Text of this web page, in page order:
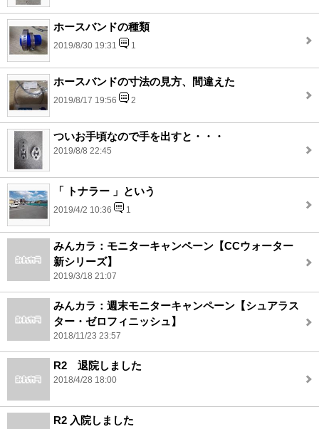
ホースバンドの種類
2019/8/30 19:31 1
ホースバンドの寸法の見方、間違えた
2019/8/17 19:56 2
ついお手頃なので手を出すと・・・
2019/8/8 22:45
「 トナラー 」という
2019/4/2 10:36 1
みんカラ：モニターキャンペーン【CCウォーター
新シリーズ】
2019/3/18 21:07
みんカラ：週末モニターキャンペーン【シュアラス
ター・ゼロフィニッシュ】
2018/11/23 23:57
R2 退院しました
2018/4/28 18:00
R2 入院しました